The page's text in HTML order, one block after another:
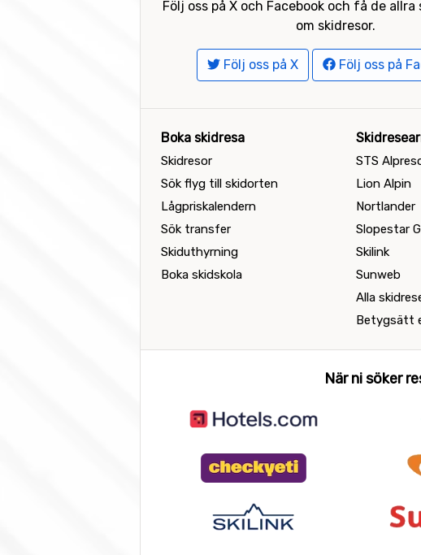
Följ oss på X och Facebook och få de
om skidresor.
Följ oss på X Följ oss på
Boka skidresa
Skidresor
Sök flyg till skidorten
Lågpriskalendern
Sök transfer
Skiduthyrning
Boka skidskola
STS
Lion Alpin
Nortlander
Slopestar
Skilink
Sunweb
Alla
Betygsätt
När ni söker